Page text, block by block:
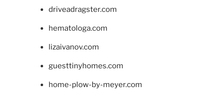
driveadragster.com
hematologa.com
lizaivanov.com
guesttinyhomes.com
home-plow-by-meyer.com